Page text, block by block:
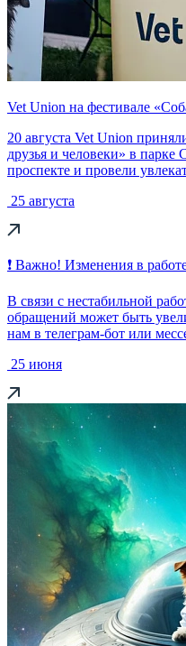
Vet Union на фестивале
20 августа Vet Union
друзья и человеки» в
проспекте и провели
25 августа
❗ Важно! Изменения в
В связи с нестабильной
обращений может быть
нам в телеграм-бот или
25 июня